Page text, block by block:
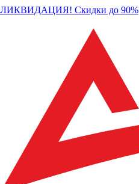
ЛИКВИДАЦИЯ! Скидки до 90%